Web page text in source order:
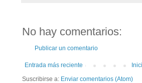
No hay comentarios:
Publicar un comentario
Entrada más reciente
Suscribirse a: Enviar comentarios (Atom)